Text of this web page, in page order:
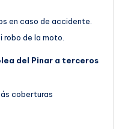
en caso de accidente.
robo de la moto.
del Pinar a terceros
coberturas